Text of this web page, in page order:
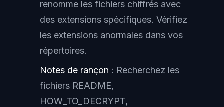
renomme les fichiers chiffrés avec
des extensions spécifiques. Vérifiez
les extensions anormales dans vos
répertoires.
Notes de rançon : Recherchez les
fichiers README,
HOW_TO_DECRYPT,